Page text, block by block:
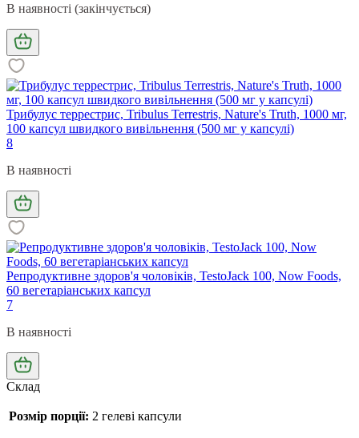
В наявності (закінчується)
Трибулус террестрис, Tribulus Terrestris, Nature's Truth, 1000 мг,
100 капсул швидкого вивільнення (500 мг у капсулі)
8
В наявності
Репродуктивне здоров'я чоловіків, TestoJack 100, Now Foods,
60 вегетаріанських капсул
7
В наявності
Склад
Розмір порції: 2 гелеві капсули